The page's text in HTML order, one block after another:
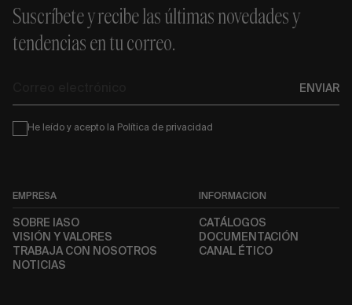
Suscríbete y recibe las últimas novedades y
tendencias en tu correo.
ENVIAR
Condiciones
He leído y acepto la Política de privacidad
EMPRESA
SOBRE IASO
VISIÓN Y VALORES
TRABAJA CON NOSOTROS
NOTICIAS
INFORMACIÓN
CATÁLOGOS
DOCUMENTACIÓN
CANAL ÉTICO